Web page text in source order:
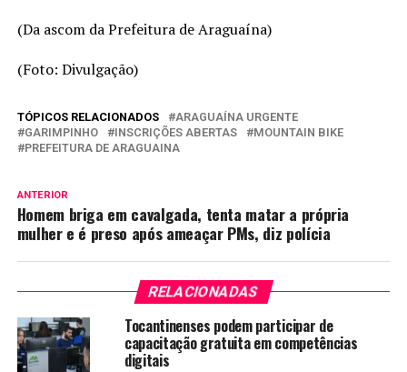
(Da ascom da Prefeitura de Araguaína)
(Foto: Divulgação)
TÓPICOS RELACIONADOS
ARAGUAÍNA URGENTE
GARIMPINHO
INSCRIÇÕES ABERTAS
MOUNTAIN BIKE
PREFEITURA DE ARAGUAINA
ANTERIOR
Homem briga em cavalgada, tenta matar a própria
mulher e é preso após ameaçar PMs, diz polícia
RELACIONADAS
Tocantinenses podem participar de
capacitação gratuita em competências
digitais